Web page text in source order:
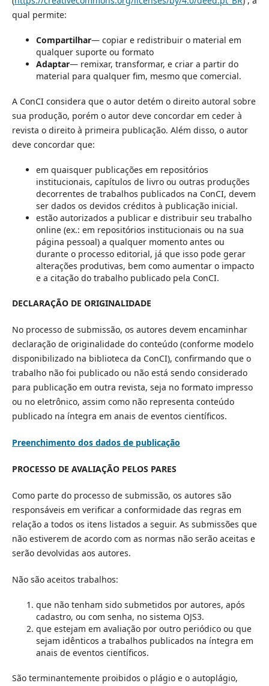
qual permite:
Compartilhar— copiar e redistribuir o material em
qualquer suporte ou formato
Adaptar— remixar, transformar, e criar a partir do
material para qualquer fim, mesmo que comercial.
A ConCI considera que o autor detém o direito autoral sobre
sua produção, porém o autor deve concordar em ceder à
revista o direito à primeira publicação. Além disso, o autor
deve concordar que:
em quaisquer publicações em repositórios
institucionais, capítulos de livro ou outras produções
decorrentes de trabalhos publicados na ConCI, devem
ser dados os devidos créditos à publicação inicial.
estão autorizados a publicar e distribuir seu trabalho
online (ex.: em repositórios institucionais ou na sua
página pessoal) a qualquer momento antes ou
durante o processo editorial, já que isso pode gerar
alterações produtivas, bem como aumentar o impacto
e a citação do trabalho publicado pela ConCI.
DECLARAÇÃO DE ORIGINALIDADE
No processo de submissão, os autores devem encaminhar
declaração de originalidade do conteúdo (conforme modelo
disponibilizado na biblioteca da ConCI), confirmando que o
trabalho não foi publicado ou não está sendo considerado
para publicação em outra revista, seja no formato impresso
ou no eletrônico, assim como não representa conteúdo
publicado na íntegra em anais de eventos científicos.
Preenchimento dos dados de publicação
PROCESSO DE AVALIAÇÃO PELOS PARES
Como parte do processo de submissão, os autores são
responsáveis em verificar a conformidade das regras em
relação a todos os itens listados a seguir. As submissões que
não estiverem de acordo com as normas não serão aceitas e
serão devolvidas aos autores.
Não são aceitos trabalhos:
que não tenham sido submetidos por autores, após
cadastro, ou com senha, no sistema OJS3.
que estejam em avaliação por outro periódico ou que
sejam idênticos a trabalhos publicados na íntegra em
anais de eventos científicos.
São terminantemente proibidos o plágio e o autoplágio,